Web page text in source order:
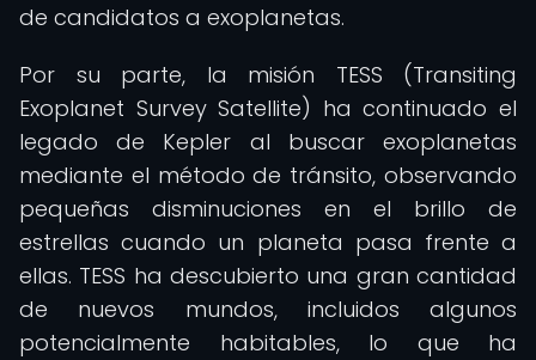
de candidatos a exoplanetas.
Por su parte, la misión TESS (Transiting
Exoplanet Survey Satellite) ha continuado el
legado de Kepler al buscar exoplanetas
mediante el método de tránsito, observando
pequeñas disminuciones en el brillo de
estrellas cuando un planeta pasa frente a
ellas. TESS ha descubierto una gran cantidad
de nuevos mundos, incluidos algunos
potencialmente habitables, lo que ha